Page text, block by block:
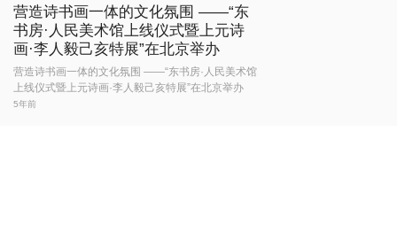
营造诗书画一体的文化氛围 ——“东
书房·人民美术馆上线仪式暨上元诗
画·李人毅己亥特展”在北京举办
营造诗书画一体的文化氛围 ——“东书房·人民美术馆
上线仪式暨上元诗画·李人毅己亥特展”在北京举办
5年前